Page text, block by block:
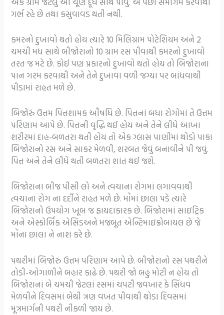
ગર્ભ રહે છે તથા કસુવાવડ થતી નથી.
કમરનો દુખાવો થતો હોય ત્યારે 10 મિલિગ્રામ પોટેશિયમ અને 2
ચમચી મધ સાથે બીજોરાનો 10 ગ્રામ રસ પીવાથી કમરનો દુખાવો
તરત જ મટે છે. કોઈ પણ પ્રકારનો દુખાવો થતો હોય તો બિજોરાના
પાન ગરમ કરવાથી અને તેને દુખાવા વળી જગ્યા પર બાંધવાથી
પીડામાં રાહત મળે છે.
બિજોરું ઉત્તમ પિત્તશામક ઔષધિ છે. પિત્તનાં બધા રોગોમાં તે ઉત્તમ
પરિણામ આપે છે. પિત્તની વૃદ્ધિ થઈ હોય અને તેને લીધે આખા
શરીરમાં દાહ-બળતરા થતી હોય તો એક ગ્લાસ પાણીમાં થોડો પાકા
બિજોરાનો રસ અને સાકર મેળવી, શરબત જેવું બનાવીને પી જવું.
પિત્ત અને તેને લીધે થતી બળતરા શાંત થઈ જશે.
બિજોરાના બીજ પીસી લો અને ત્વચાના રોગમાં લગાવવાથી
ત્વચાના રોગ ના દર્દીને રાહત મળે છે. મોંમાં છાલા પડે ત્યારે
બિજોરાનો ઉપયોગ ખૂબ જ ફાયદાકારક છે. બિજોરામાં સાઇટ્રિક
અને એસ્કોર્બિક એસિડઅને મજબૂત એન્ટિમાઇક્રોબાયલ છે જે
મોંના છાલા ને નાશ કરે છે.
પથરીમાં બિજોરું ઉત્તમ પરિણામ આપે છે. બીજોરાનો રસ પથરીને
તોડી-ઓગાળીને બહાર કાઢે છે. પથરી જો બહુ મોટી ન હોય તો
બિજોરાનાં બે ચમચી જેટલાં રસમાં ચપટી જવખાર કે સિંધવ
મેળવીને દિવસમાં બેથી ત્રણ વખત પીવાથી થોડા દિવસમાં
મૂત્રમાર્ગની પથરી નીકળી જાય છે.